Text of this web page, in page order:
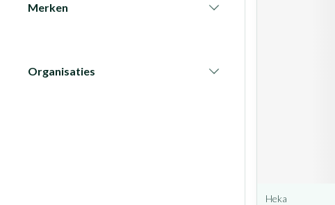
Merken
Organisaties
Heka